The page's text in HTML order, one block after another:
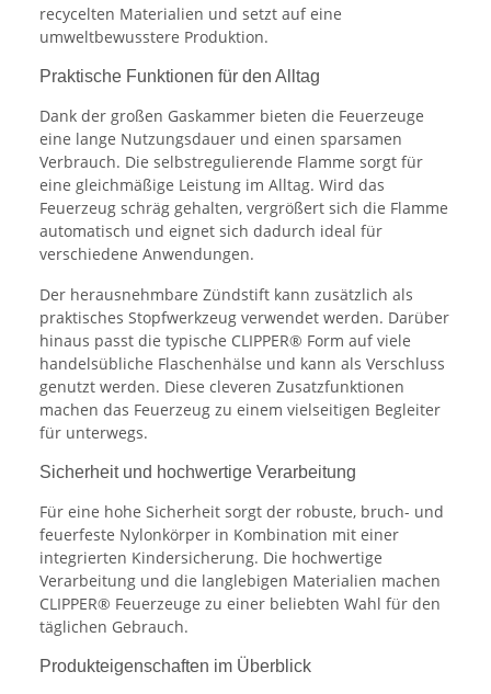
recycelten Materialien und setzt auf eine
umweltbewusstere Produktion.
Praktische Funktionen für den Alltag
Dank der großen Gaskammer bieten die Feuerzeuge
eine lange Nutzungsdauer und einen sparsamen
Verbrauch. Die selbstregulierende Flamme sorgt für
eine gleichmäßige Leistung im Alltag. Wird das
Feuerzeug schräg gehalten, vergrößert sich die Flamme
automatisch und eignet sich dadurch ideal für
verschiedene Anwendungen.
Der herausnehmbare Zündstift kann zusätzlich als
praktisches Stopfwerkzeug verwendet werden. Darüber
hinaus passt die typische CLIPPER® Form auf viele
handelsübliche Flaschenhälse und kann als Verschluss
genutzt werden. Diese cleveren Zusatzfunktionen
machen das Feuerzeug zu einem vielseitigen Begleiter
für unterwegs.
Sicherheit und hochwertige Verarbeitung
Für eine hohe Sicherheit sorgt der robuste, bruch- und
feuerfeste Nylonkörper in Kombination mit einer
integrierten Kindersicherung. Die hochwertige
Verarbeitung und die langlebigen Materialien machen
CLIPPER® Feuerzeuge zu einer beliebten Wahl für den
täglichen Gebrauch.
Produkteigenschaften im Überblick